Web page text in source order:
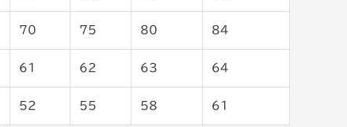
70 75 80 84
61 62 63 64
52 55 58 61